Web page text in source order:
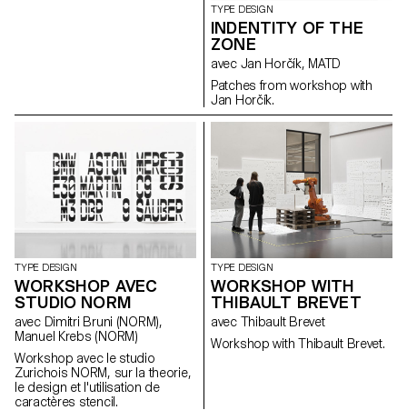
TYPE DESIGN
INDENTITY OF THE
ZONE
avec Jan Horčík, MATD
Patches from workshop with
Jan Horčík.
TYPE DESIGN
WORKSHOP AVEC
STUDIO NORM
avec Dimitri Bruni (NORM),
Manuel Krebs (NORM)
Workshop avec le studio
Zurichois NORM, sur la theorie,
le design et l'utilisation de
caractères stencil.
TYPE DESIGN
WORKSHOP WITH
THIBAULT BREVET
avec Thibault Brevet
Workshop with Thibault Brevet.